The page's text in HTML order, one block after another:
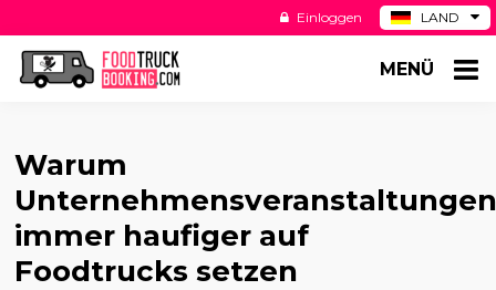
LAND
ES
Einloggen
MENÜ
Warum
immer haufiger auf
Foodtrucks setzen